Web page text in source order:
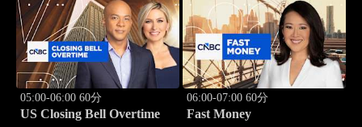
05:00-06:00 60分
US Closing Bell Overtime
06:00-07:00 60分
Fast Money